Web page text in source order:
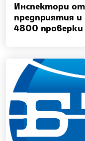
Инспектори
предприятия и
4800 проверки